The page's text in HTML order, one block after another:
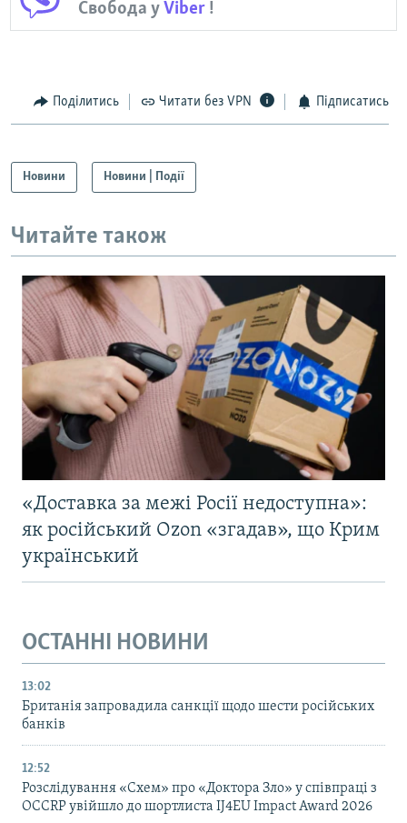
Свобода уViber !
Поділитись Читати без VPN Підписатись
Новини Новини | Події
Читайте також
«Доставка за межі Росії недоступна»:
як російський Ozon «згадав», що Крим
український
ОСТАННІ НОВИНИ
13:02
Британія запровадила санкції щодо шести російських
банків
12:52
Розслідування «Схем» про «Доктора Зло» у співпраці з
OCCRP увійшло до шортлиста IJ4EU Impact Award 2026